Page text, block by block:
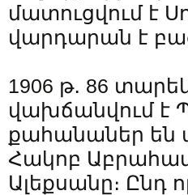
մատուցվում է
վարդարան է
1906 թ․ 86
վախճանվում է
քահանաներ են
Հակոբ
Ալեքսանը։ Ընդ